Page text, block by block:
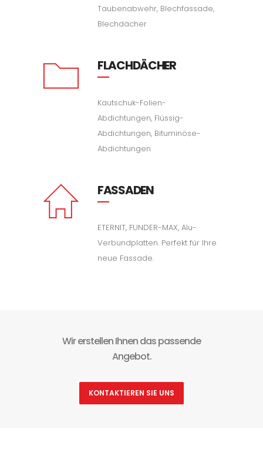
Taubenabwehr, Blechfassade,
Blechdächer
FLACHDÄCHER
Kautschuk-Folien-
Abdichtungen, Flüssig-
Abdichtungen, Bituminöse-
Abdichtungen
FASSADEN
ETERNIT, FUNDER-MAX, Alu-
Verbundplatten. Perfekt für Ihre
neue Fassade.
Wir erstellen Ihnen das passende
Angebot.
KONTAKTIEREN SIE UNS